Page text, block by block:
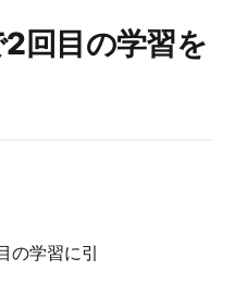
回目の学習を
の学習に引